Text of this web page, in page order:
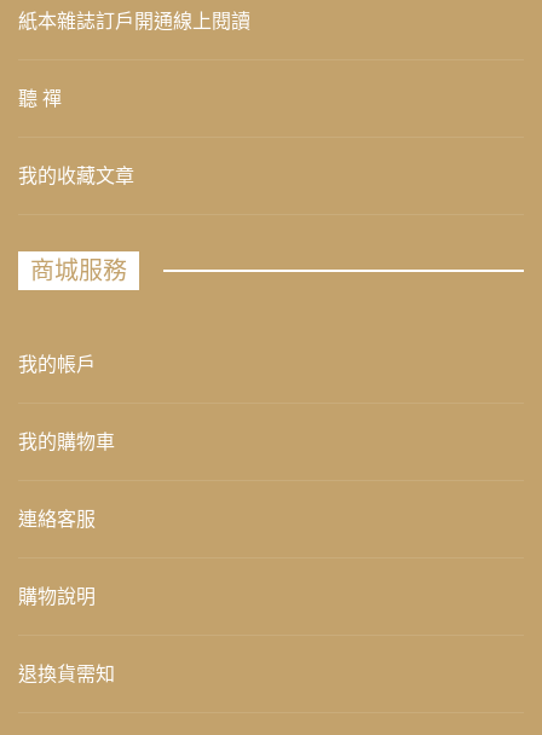
紙本雜誌訂戶開通線上閱讀
聽 禪
我的收藏文章
商城服務
我的帳戶
我的購物車
連絡客服
購物說明
退換貨需知